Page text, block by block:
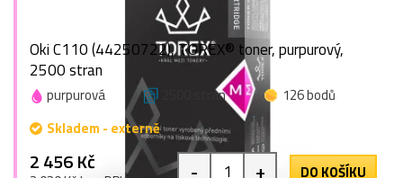
Oki C110 (44250722), TOREX® toner, purpurový,
2500 stran
purpurová 2500 stran
126 bodů
Skladem - externě
2 456 Kč - + DO KOŠÍKU